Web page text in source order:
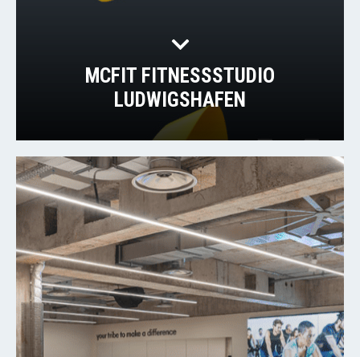
MCFIT FITNESSSTUDIO
LUDWIGSHAFEN